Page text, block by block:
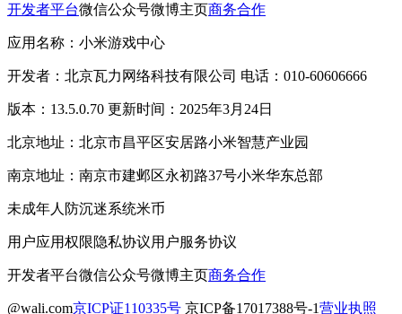
开发者平台微信公众号微博主页商务合作
应用名称：小米游戏中心
开发者：北京瓦力网络科技有限公司 电话：010-60606666
版本：13.5.0.70 更新时间：2025年3月24日
北京地址：北京市昌平区安居路小米智慧产业园
南京地址：南京市建邺区永初路37号小米华东总部
未成年人防沉迷系统米币
用户应用权限隐私协议用户服务协议
开发者平台微信公众号微博主页商务合作
@wali.com京ICP证110335号 京ICP备17017388号-1营业执照